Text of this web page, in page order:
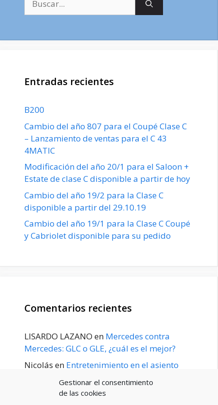
Gestionar el consentimiento
de las cookies
Entradas recientes
B200
Cambio del año 807 para el Coupé Clase C
– Lanzamiento de ventas para el C 43
4MATIC
Modificación del año 20/1 para el Saloon +
Estate de clase C disponible a partir de hoy
Cambio del año 19/2 para la Clase C
disponible a partir del 29.10.19
Cambio del año 19/1 para la Clase C Coupé
y Cabriolet disponible para su pedido
Comentarios recientes
LISARDO LAZANO en Mercedes contra
Mercedes: GLC o GLE, ¿cuál es el mejor?
Nicolás en Entretenimiento en el asiento
principios de 2020